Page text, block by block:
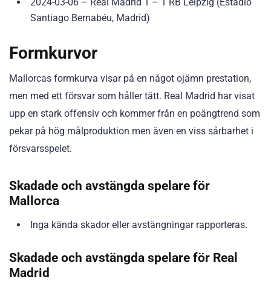
Santiago Bernabéu, Madrid)
Formkurvor
Mallorcas formkurva visar på en något ojämn prestation,
men med ett försvar som håller tätt. Real Madrid har visat
upp en stark offensiv och kommer från en poängtrend som
pekar på hög målproduktion men även en viss sårbarhet i
försvarsspelet.
Skadade och avstängda spelare för
Mallorca
Inga kända skador eller avstängningar rapporteras.
Skadade och avstängda spelare för Real
Madrid